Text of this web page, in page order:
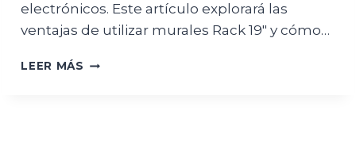
electrónicos. Este artículo explorará las
ventajas de utilizar murales Rack 19″ y cómo…
LEER MÁS OPTIMIZACIÓN